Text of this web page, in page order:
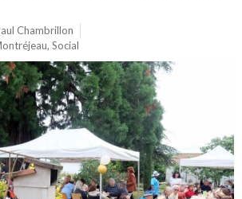
Chambrillon
, Social